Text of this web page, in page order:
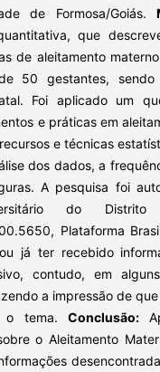
de Formosa/Goiás.
que
de aleitamento
50 gestantes,
Foi aplicado um
e práticas em
e técnicas
dos dados, a
A pesquisa foi
do
Plataforma
já ter recebido
contudo, em
a impressão de
o tema. Conclusão:
o Aleitamento